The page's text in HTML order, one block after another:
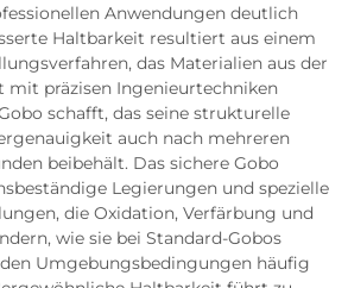
Anwendungen deutlich
Haltbarkeit resultiert aus einem
das Materialien aus der
mit präzisen Ingenieurtechniken
schafft, das seine strukturelle
auch nach mehreren
beibehält. Das sichere Gobo
Legierungen und spezielle
die Oxidation, Verfärbung und
wie sie bei Standard-Gobos
Umgebungsbedingungen häufig